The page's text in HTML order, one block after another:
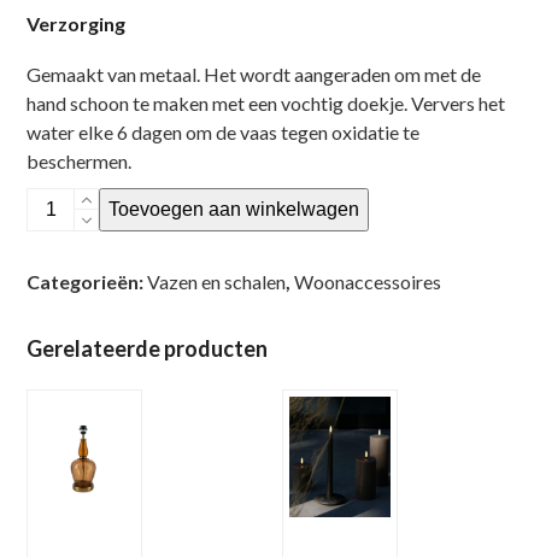
Verzorging
Gemaakt van metaal. Het wordt aangeraden om met de
hand schoon te maken met een vochtig doekje. Ververs het
water elke 6 dagen om de vaas tegen oxidatie te
beschermen.
Vaas
blue
aantal
Toevoegen aan winkelwagen
Categorieën:Vazen en schalen,Woonaccessoires
Gerelateerde producten